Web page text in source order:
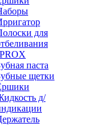
для
паста
щетки
д/